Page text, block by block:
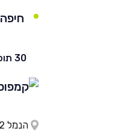
חיפה
30 תוכניות לימוד
הנמל 32, חיפה